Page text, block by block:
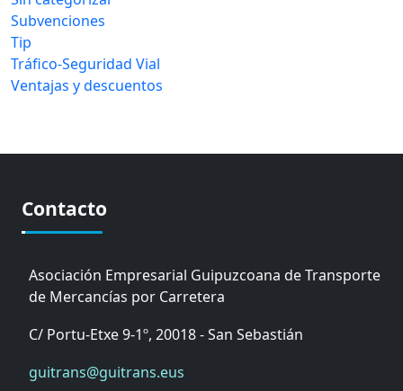
Subvenciones
Tip
Tráfico-Seguridad Vial
Ventajas y descuentos
Contacto
Asociación Empresarial Guipuzcoana de Transporte
de Mercancías por Carretera
C/ Portu-Etxe 9-1º, 20018 - San Sebastián
guitrans@guitrans.eus